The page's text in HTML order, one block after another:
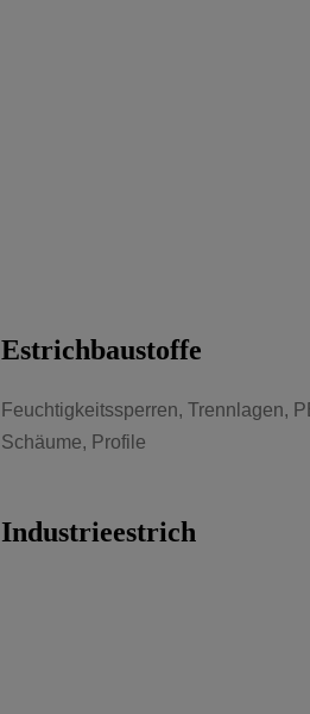
Estrichbaustoffe
Feuchtigkeitssperren, Trennlagen,
Schäume, Profile
Industrieestrich